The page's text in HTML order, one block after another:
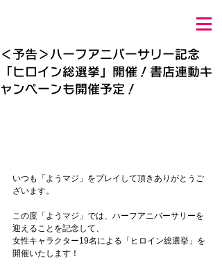
＜予告＞ハーフアニバーサリー記念
「ヒロイン総選挙」開催！書店連動キ
ャンペーンも開催予定！
いつも「ようマジ」をプレイして頂きありがとうご
ざいます。
この度「ようマジ」では、ハーフアニバーサリーを
迎えることを記念して、
女性キャラクター19名による「ヒロイン総選挙」を
開催いたします！